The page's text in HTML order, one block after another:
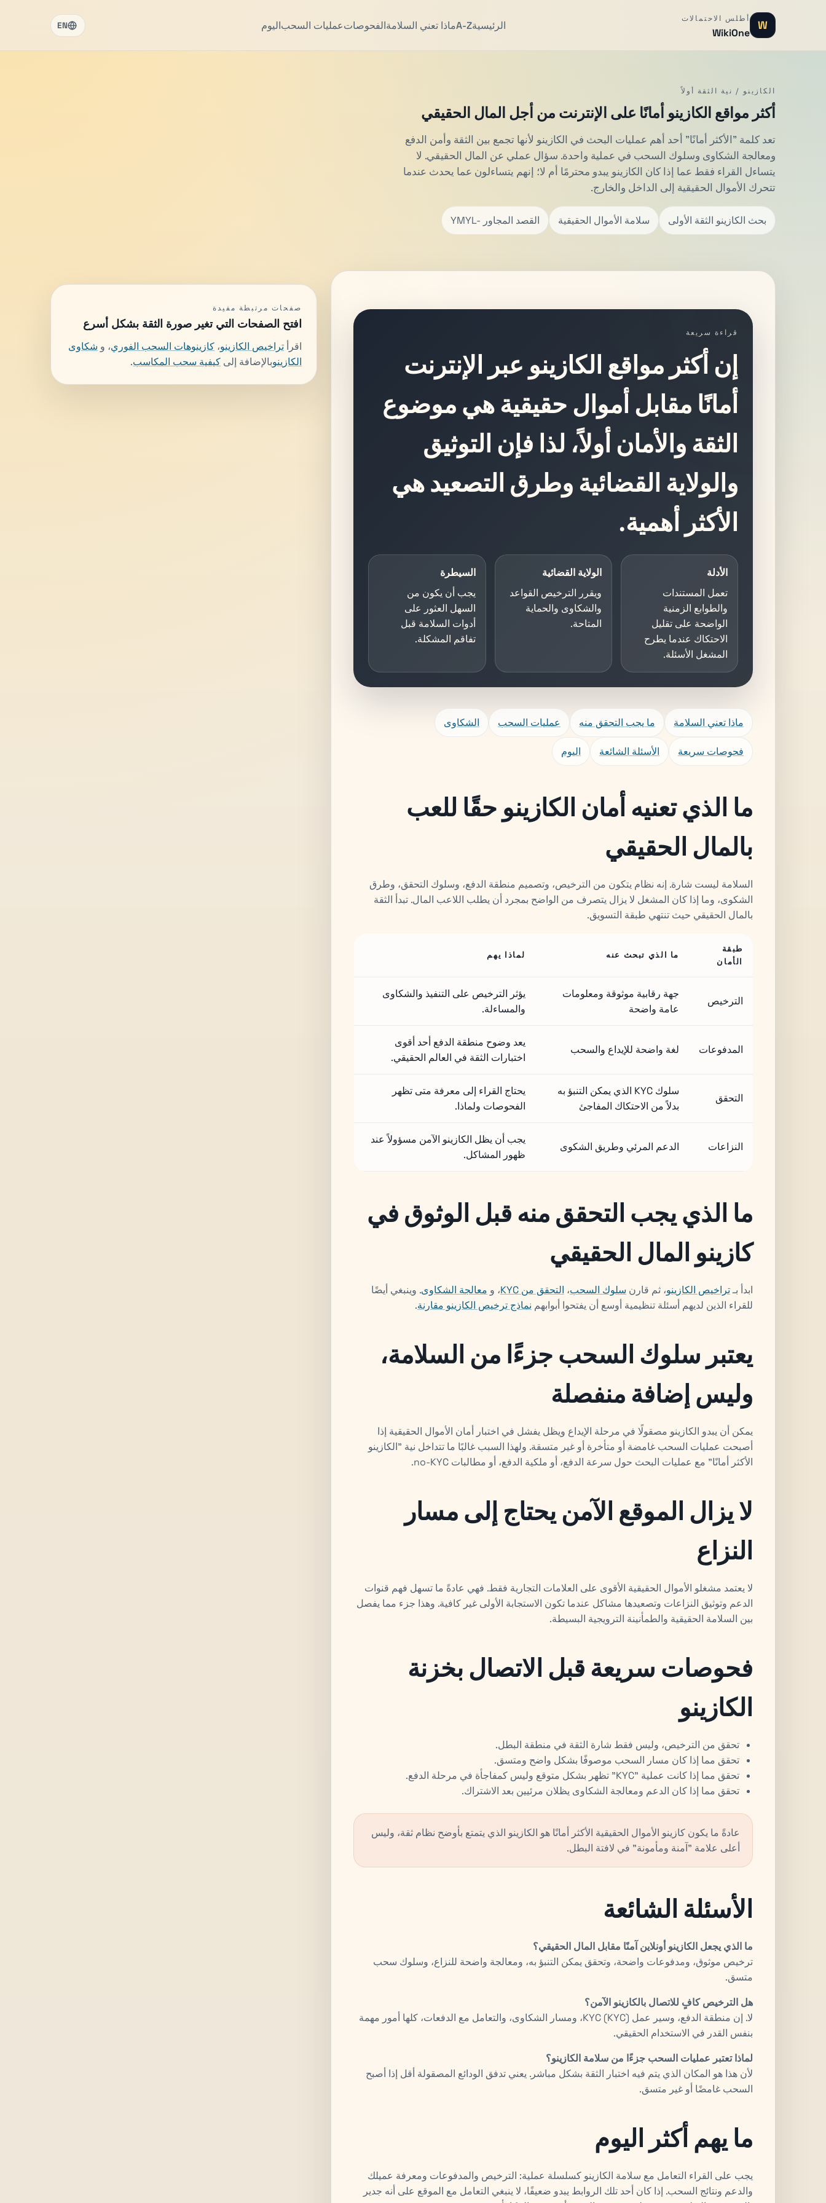
W أطلس الاحتمالات
WikiOne
الرئيسيةA-Zماذا تعني السلامةالفحوصاتعمليات السحباليوم EN
الكازينو / نية الثقة أولاً
أكثر مواقع الكازينو أمانًا على الإنترنت من أجل المال الحقيقي
تعد كلمة "الأكثر أمانًا" أحد أهم عمليات البحث في الكازينو لأنها تجمع بين الثقة وأمن الدفع
ومعالجة الشكاوى وسلوك السحب في عملية واحدة. سؤال عملي عن المال الحقيقي. لا
يتساءل القراء فقط عما إذا كان الكازينو يبدو محترمًا أم لا؛ إنهم يتساءلون عما يحدث عندما
تتحرك الأموال الحقيقية إلى الداخل والخارج.
بحث الكازينو الثقة الأولى سلامة الأموال الحقيقية YMYL- القصد المجاور
قراءة سريعة
إن أكثر مواقع الكازينو عبر الإنترنت
أمانًا مقابل أموال حقيقية هي موضوع
الثقة والأمان أولاً، لذا فإن التوثيق
والولاية القضائية وطرق التصعيد هي
الأكثر أهمية.
الأدلة
تعمل المستندات
والطوابع الزمنية
الواضحة على تقليل
الاحتكاك عندما يطرح
المشغل الأسئلة.
الولاية القضائية
ويقرر الترخيص القواعد
والشكاوى والحماية
المتاحة.
السيطرة
يجب أن يكون من
السهل العثور على
أدوات السلامة قبل
تفاقم المشكلة.
ماذا تعني السلامة ما يجب التحقق منه عمليات السحب الشكاوى
فحوصات سريعة الأسئلة الشائعة اليوم
ما الذي تعنيه أمان الكازينو حقًا للعب
بالمال الحقيقي
السلامة ليست شارة. إنه نظام يتكون من الترخيص، وتصميم منطقة الدفع، وسلوك التحقق، وطرق
الشكوى، وما إذا كان المشغل لا يزال يتصرف من الواضح بمجرد أن يطلب اللاعب المال. تبدأ الثقة
بالمال الحقيقي حيث تنتهي طبقة التسويق.
طبقة
الأمان
ما الذي تبحث عنه لماذا يهم
الترخيص
جهة رقابية موثوقة ومعلومات
عامة واضحة
يؤثر الترخيص على التنفيذ والشكاوى
والمساءلة.
المدفوعات لغة واضحة للإيداع والسحب
يعد وضوح منطقة الدفع أحد أقوى
اختبارات الثقة في العالم الحقيقي.
التحقق
سلوك KYC الذي يمكن التنبؤ به
بدلاً من الاحتكاك المفاجئ
يحتاج القراء إلى معرفة متى تظهر
الفحوصات ولماذا.
النزاعات الدعم المرئي وطريق الشكوى
يجب أن يظل الكازينو الآمن مسؤولاً عند
ظهور المشاكل.
ما الذي يجب التحقق منه قبل الوثوق في
كازينو المال الحقيقي
ابدأ بـتراخيص الكازينو، ثم قارن سلوك السحب، التحقق من KYC ، و معالجة الشكاوى. وينبغي أيضًا
للقراء الذين لديهم أسئلة تنظيمية أوسع أن يفتحوا أبوابهم نماذج ترخيص الكازينو مقارنة.
يعتبر سلوك السحب جزءًا من السلامة،
وليس إضافة منفصلة
يمكن أن يبدو الكازينو مصقولًا في مرحلة الإيداع ويظل يفشل في اختبار أمان الأموال الحقيقية إذا
أصبحت عمليات السحب غامضة أو متأخرة أو غير متسقة. ولهذا السبب غالبًا ما تتداخل نية "الكازينو
الأكثر أمانًا" مع عمليات البحث حول سرعة الدفع، أو ملكية الدفع، أو مطالبات no-KYC.
لا يزال الموقع الآمن يحتاج إلى مسار
النزاع
لا يعتمد مشغلو الأموال الحقيقية الأقوى على العلامات التجارية فقط. فهي عادةً ما تسهل فهم قنوات
الدعم وتوثيق النزاعات وتصعيدها مشاكل عندما تكون الاستجابة الأولى غير كافية. وهذا جزء مما يفصل
بين السلامة الحقيقية والطمأنينة الترويجية البسيطة.
فحوصات سريعة قبل الاتصال بخزنة
الكازينو
تحقق من الترخيص، وليس فقط شارة الثقة في منطقة البطل.
تحقق مما إذا كان مسار السحب موصوفًا بشكل واضح ومتسق.
تحقق مما إذا كانت عملية "KYC" تظهر بشكل متوقع وليس كمفاجأة في مرحلة الدفع.
تحقق مما إذا كان الدعم ومعالجة الشكاوى يظلان مرئيين بعد الاشتراك.
عادةً ما يكون كازينو الأموال الحقيقية الأكثر أمانًا هو الكازينو الذي يتمتع بأوضح نظام ثقة، وليس
أعلى علامة "آمنة ومأمونة" في لافتة البطل.
الأسئلة الشائعة
ما الذي يجعل الكازينو أونلاين آمنًا مقابل المال الحقيقي؟
ترخيص موثوق، ومدفوعات واضحة، وتحقق يمكن التنبؤ به، ومعالجة واضحة للنزاع، وسلوك سحب
متسق.
هل الترخيص كافٍ للاتصال بالكازينو الآمن؟
لا. إن منطقة الدفع، وسير عمل KYC (KYC)، ومسار الشكاوى، والتعامل مع الدفعات، كلها أمور مهمة
بنفس القدر في الاستخدام الحقيقي.
لماذا تعتبر عمليات السحب جزءًا من سلامة الكازينو؟
لأن هذا هو المكان الذي يتم فيه اختبار الثقة بشكل مباشر. يعني تدفق الودائع المصقولة أقل إذا أصبح
السحب غامضًا أو غير متسق.
ما يهم أكثر اليوم
يجب على القراء التعامل مع سلامة الكازينو كسلسلة عملية: الترخيص والمدفوعات ومعرفة عميلك
والدعم ونتائج السحب. إذا كان أحد تلك الروابط يبدو ضعيفًا، لا ينبغي التعامل مع الموقع على أنه جدير
صفحات مرتبطة مفيدة
افتح الصفحات التي تغير صورة الثقة بشكل أسرع
اقرأ تراخيص الكازينو، كازينوهات السحب الفوري، و شكاوى
الكازينوبالإضافة إلى كيفية سحب المكاسب.